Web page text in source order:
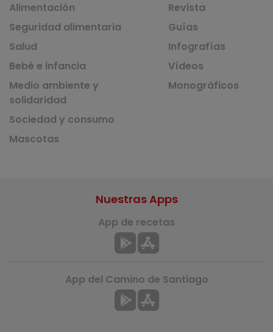
Alimentación
Seguridad alimentaria
Salud
Bebé e infancia
Medio ambiente y
solidaridad
Sociedad y consumo
Mascotas
Revista
Guías
Infografías
Vídeos
Monográficos
Nuestras Apps
App de recetas
App del Camino de Santiago